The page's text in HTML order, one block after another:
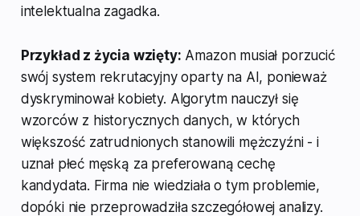
intelektualna zagadka.
Przykład z życia wzięty: Amazon musiał porzucić
swój system rekrutacyjny oparty na AI, ponieważ
dyskryminował kobiety. Algorytm nauczył się
wzorców z historycznych danych, w których
większość zatrudnionych stanowili mężczyźni - i
uznał płeć męską za preferowaną cechę
kandydata. Firma nie wiedziała o tym problemie,
dopóki nie przeprowadziła szczegółowej analizy.